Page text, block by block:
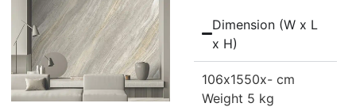
Dimension (W x L
x H)
106x1550x- cm
Weight 5 kg